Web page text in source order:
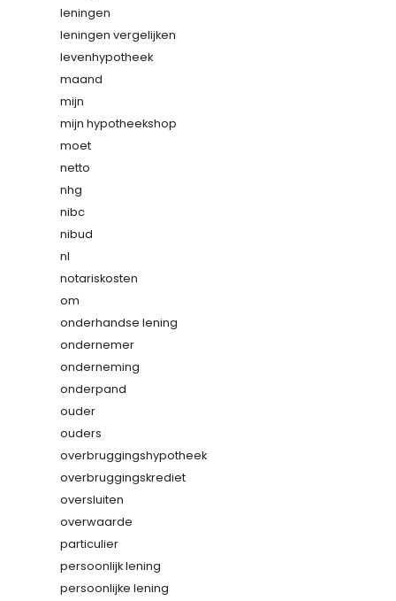
leningen
leningen vergelijken
levenhypotheek
maand
mijn
mijn hypotheekshop
moet
netto
nhg
nibc
nibud
nl
notariskosten
om
onderhandse lening
ondernemer
onderneming
onderpand
ouder
ouders
overbruggingshypotheek
overbruggingskrediet
oversluiten
overwaarde
particulier
persoonlijk lening
persoonlijke lening